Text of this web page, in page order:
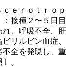
ｅｒｏｔｒｏｐ
接種２〜５日目
れ、呼吸不全、肝
リルビン血症、
不全を発現し、重
。